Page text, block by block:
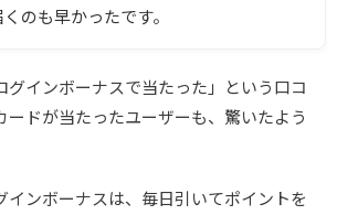
のも早かったです。
グインボーナスで当たった」という口コ
ードが当たったユーザーも、驚いたよう
インボーナスは、毎日引いてポイントを